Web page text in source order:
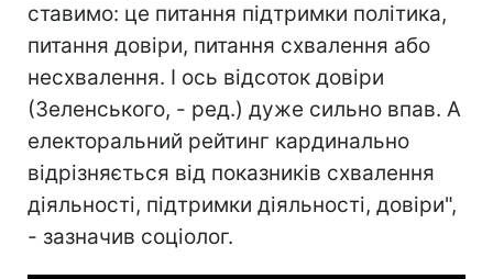
ставимо: це питання підтримки політика,
питання довіри, питання схвалення або
несхвалення. І ось відсоток довіри
(Зеленського, - ред.) дуже сильно впав. А
електоральний рейтинг кардинально
відрізняється від показників схвалення
діяльності, підтримки діяльності, довіри",
- зазначив соціолог.